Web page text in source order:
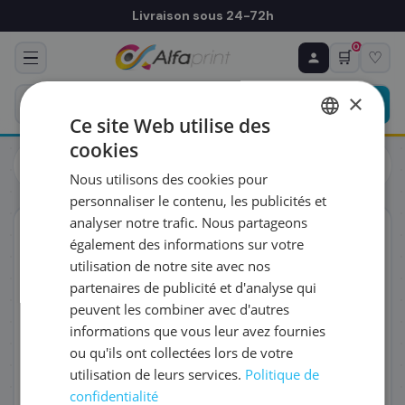
Livraison sous 24-72h
🛒
0
♡
Toutes les imprimantes
(HLL8260CDWG1)
Éco-certifié
♻ COMMANDE RÉCURRENTE
Prévoyez & économisez
Programmez votre prochain achat — notre équipe
vous prépare un devis personnalisé
RÉFÉRENCE DU PRODUIT
FRÉQUENCE
QUANTITÉ PAR LIVRAISON
DATE DE PREMIÈRE LIVRAISON SOUHAITÉE
×
Ce site Web utilise des
cookies
Nous utilisons des cookies pour
personnaliser le contenu, les publicités et
analyser notre trafic. Nous partageons
également des informations sur votre
utilisation de notre site avec nos
partenaires de publicité et d'analyse qui
peuvent les combiner avec d'autres
informations que vous leur avez fournies
ou qu'ils ont collectées lors de votre
utilisation de leurs services. Politique de
confidentialité